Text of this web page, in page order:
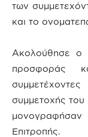
των
και το
Ακολούθησε ο
προσφοράς
συμμετοχής
μονογραφήσαν
Επιτροπής.